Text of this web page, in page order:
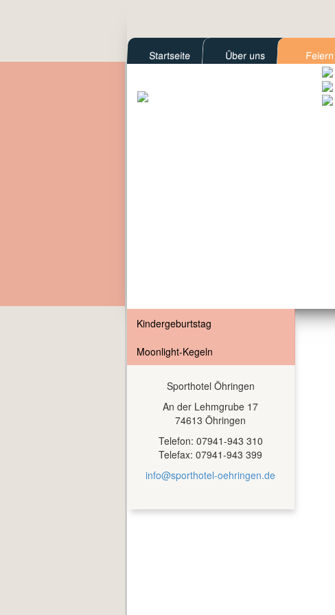
Startseite Über uns Feiern
Kindergeburtstag
Moonlight-Kegeln
Sporthotel Öhringen
An der Lehmgrube 17
74613 Öhringen
Telefon: 07941-943 310
Telefax: 07941-943 399
info@sporthotel-oehringen.de